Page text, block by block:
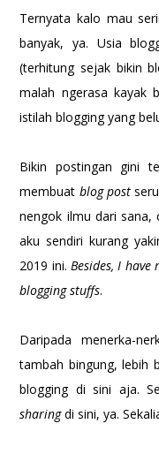
Ternyata kalo mau
banyak, ya. Usia
(terhitung sejak bikin
malah ngerasa kayak
istilah blogging yang
Bikin postingan gini
membuat blog post
nengok ilmu dari sana,
aku sendiri kurang
2019 ini. Besides, I
blogging stuffs.
Daripada menerka-
tambah bingung, lebih
blogging di sini aja.
sharingdi sini, ya.